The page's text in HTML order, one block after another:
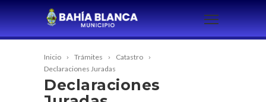
Inicio Trámites
Catastro
Declaraciones Juradas
Declaraciones